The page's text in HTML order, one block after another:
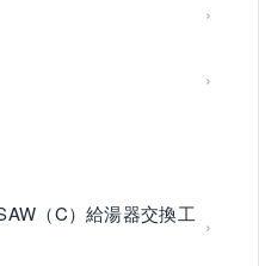
（C）給湯器交換工